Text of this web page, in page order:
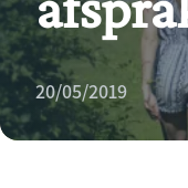
20/05/2019